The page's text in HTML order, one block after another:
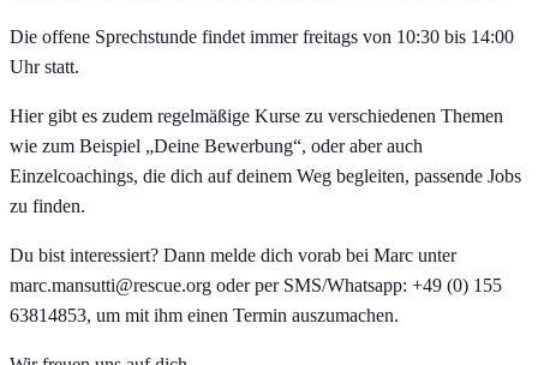
Die offene Sprechstunde findet immer freitags von 10:30 bis 14:00
Uhr statt.
Hier gibt es zudem regelmäßige Kurse zu verschiedenen Themen
wie zum Beispiel „Deine Bewerbung“, oder aber auch
Einzelcoachings, die dich auf deinem Weg begleiten, passende Jobs
zu finden.
Du bist interessiert? Dann melde dich vorab bei Marc unter
marc.mansutti@rescue.org oder per SMS/Whatsapp: +49 (0) 155
63814853, um mit ihm einen Termin auszumachen.